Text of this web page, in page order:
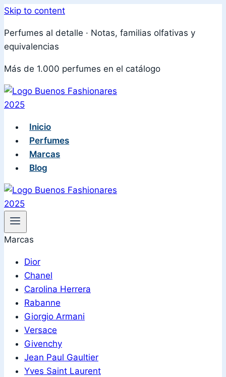
Skip to content
Perfumes al detalle · Notas, familias olfativas y
equivalencias
Más de 1.000 perfumes en el catálogo
Inicio
Perfumes
Marcas
Blog
Marcas
Dior
Chanel
Carolina Herrera
Rabanne
Giorgio Armani
Versace
Givenchy
Jean Paul Gaultier
Yves Saint Laurent